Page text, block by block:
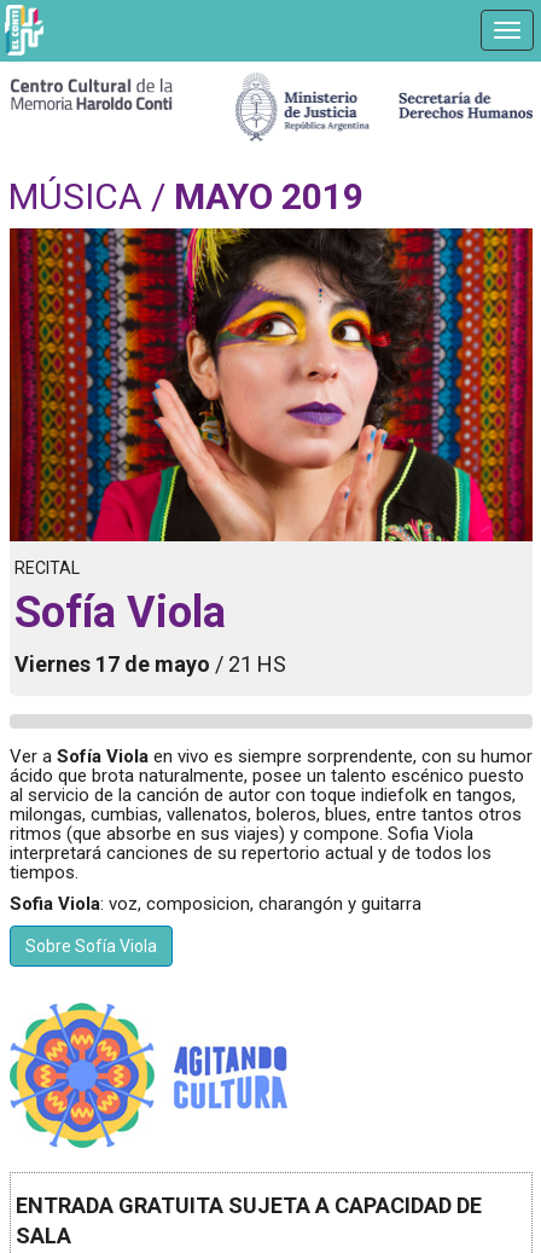
MÚSICA / MAYO 2019
RECITAL
Sofía Viola
Viernes 17 de mayo / 21 HS
Ver a Sofía Viola en vivo es siempre sorprendente, con su humor
ácido que brota naturalmente, posee un talento escénico puesto
al servicio de la canción de autor con toque indiefolk en tangos,
milongas, cumbias, vallenatos, boleros, blues, entre tantos otros
ritmos (que absorbe en sus viajes) y compone. Sofia Viola
interpretará canciones de su repertorio actual y de todos los
tiempos.
Sofia Viola: voz, composicion, charangón y guitarra
Sobre Sofía Viola
ENTRADA GRATUITA SUJETA A CAPACIDAD DE
SALA